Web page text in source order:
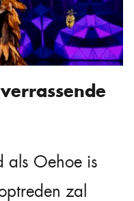
als Oehoe is
zal